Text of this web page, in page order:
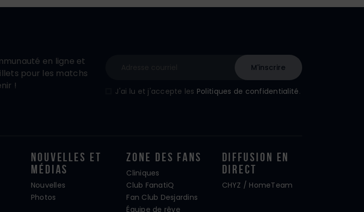
en ligne et
pour les matchs
!
J'ai lu et j'accepte les Politiques de confidentialité.
Nouvelles Et
Médias
Nouvelles
Photos
Zone Des Fans
Cliniques
Club FanatiQ
Fan Club Desjardins
Équipe de rêve
Diffusion En
Direct
CHYZ / HomeTeam